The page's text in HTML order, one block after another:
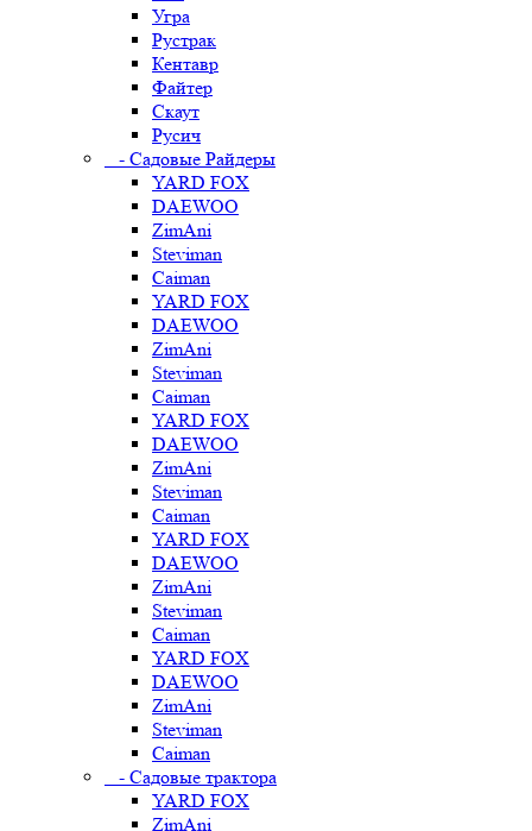
Угра
Рустрак
Кентавр
Файтер
Скаут
Русич
- Садовые Райдеры
YARD FOX
DAEWOO
ZimAni
Steviman
Caiman
YARD FOX
DAEWOO
ZimAni
Steviman
Caiman
YARD FOX
DAEWOO
ZimAni
Steviman
Caiman
YARD FOX
DAEWOO
ZimAni
Steviman
Caiman
YARD FOX
DAEWOO
ZimAni
Steviman
Caiman
- Садовые трактора
YARD FOX
ZimAni